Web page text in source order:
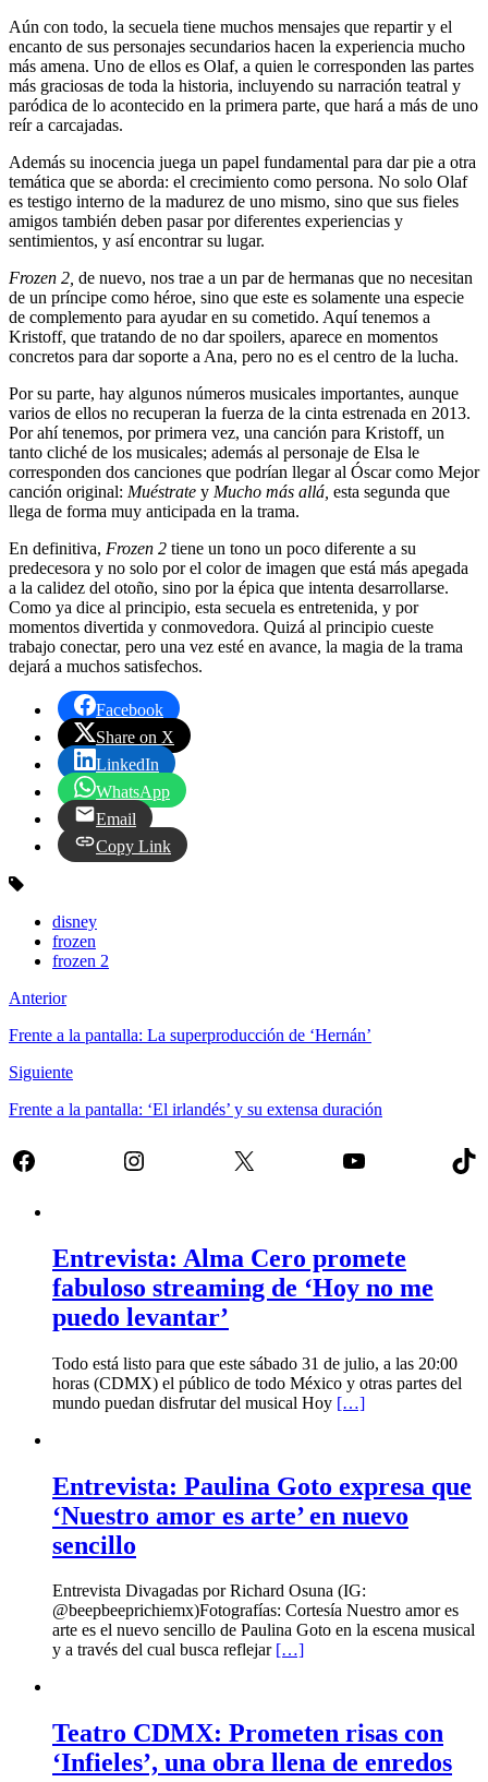
Aún con todo, la secuela tiene muchos mensajes que repartir y el
encanto de sus personajes secundarios hacen la experiencia mucho
más amena. Uno de ellos es Olaf, a quien le corresponden las partes
más graciosas de toda la historia, incluyendo su narración teatral y
paródica de lo acontecido en la primera parte, que hará a más de uno
reír a carcajadas.
Además su inocencia juega un papel fundamental para dar pie a otra
temática que se aborda: el crecimiento como persona. No solo Olaf
es testigo interno de la madurez de uno mismo, sino que sus fieles
amigos también deben pasar por diferentes experiencias y
sentimientos, y así encontrar su lugar.
Frozen 2, de nuevo, nos trae a un par de hermanas que no necesitan
de un príncipe como héroe, sino que este es solamente una especie
de complemento para ayudar en su cometido. Aquí tenemos a
Kristoff, que tratando de no dar spoilers, aparece en momentos
concretos para dar soporte a Ana, pero no es el centro de la lucha.
Por su parte, hay algunos números musicales importantes, aunque
varios de ellos no recuperan la fuerza de la cinta estrenada en 2013.
Por ahí tenemos, por primera vez, una canción para Kristoff, un
tanto cliché de los musicales; además al personaje de Elsa le
corresponden dos canciones que podrían llegar al Óscar como Mejor
canción original: Muéstrate y Mucho más allá, esta segunda que
llega de forma muy anticipada en la trama.
En definitiva, Frozen 2 tiene un tono un poco diferente a su
predecesora y no solo por el color de imagen que está más apegada
a la calidez del otoño, sino por la épica que intenta desarrollarse.
Como ya dice al principio, esta secuela es entretenida, y por
momentos divertida y conmovedora. Quizá al principio cueste
trabajo conectar, pero una vez esté en avance, la magia de la trama
dejará a muchos satisfechos.
Facebook
Share on X
LinkedIn
WhatsApp
Email
Copy Link
disney
frozen
frozen 2
Anterior
Frente a la pantalla: La superproducción de ‘Hernán’
Siguiente
Frente a la pantalla: ‘El irlandés’ y su extensa duración
Facebook Instagram X YouTube
Entrevista: Alma Cero promete
fabuloso streaming de ‘Hoy no me
puedo levantar’
Todo está listo para que este sábado 31 de julio, a las 20:00
horas (CDMX) el público de todo México y otras partes del
mundo puedan disfrutar del musical Hoy […]
Entrevista: Paulina Goto expresa que
‘Nuestro amor es arte’ en nuevo
sencillo
Entrevista Divagadas por Richard Osuna (IG:
@beepbeeprichiemx)Fotografías: Cortesía Nuestro amor es
arte es el nuevo sencillo de Paulina Goto en la escena musical
y a través del cual busca reflejar […]
Teatro CDMX: Prometen risas con
‘Infieles’, una obra llena de enredos